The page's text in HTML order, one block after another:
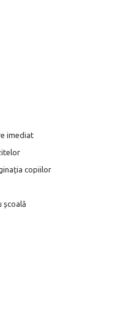
imediat
copiilor
școală